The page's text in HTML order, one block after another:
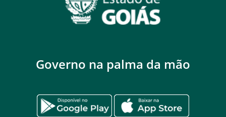
Governo na palma da mão